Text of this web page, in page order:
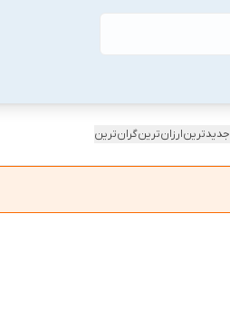
جدیدترینارزان‌ترینگران‌ترین